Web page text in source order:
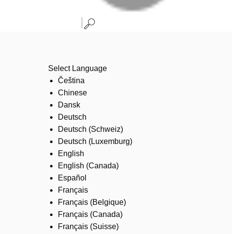
Select Language
Čeština
Chinese
Dansk
Deutsch
Deutsch (Schweiz)
Deutsch (Luxemburg)
English
English (Canada)
Español
Français
Français (Belgique)
Français (Canada)
Français (Suisse)